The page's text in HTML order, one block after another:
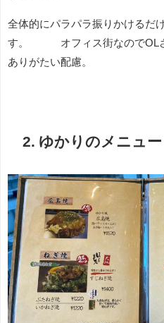
全体的にパラパラ振りかけるだ
す。 オフィス街なのでOLさ
ありがたい配慮。
2. ゆかりのメニュー